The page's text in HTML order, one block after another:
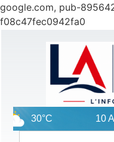
google.com, pub-
f08c47fec0942fa0